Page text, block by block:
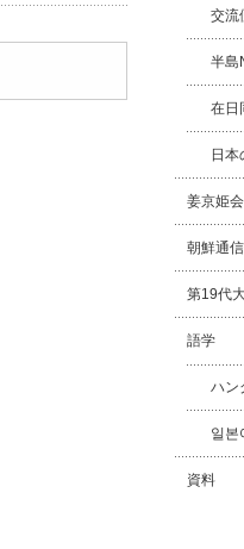
交流
半島
在日
日本
姜京姫
朝鮮通
第19代
語学
ハン
일본
資料